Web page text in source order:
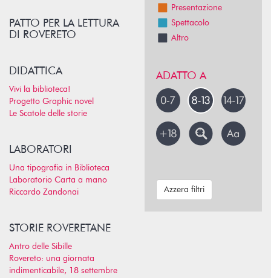
PATTO PER LA LETTURA
DI ROVERETO
DIDATTICA
Vivi la biblioteca!
Progetto Graphic novel
Le Scatole delle storie
LABORATORI
Una tipografia in Biblioteca
Laboratorio Carta a mano
Riccardo Zandonai
STORIE ROVERETANE
Antro delle Sibille
Rovereto: una giornata
indimenticabile, 18 settembre
Presentazione
Spettacolo
Altro
ADATTO A
Azzera filtri